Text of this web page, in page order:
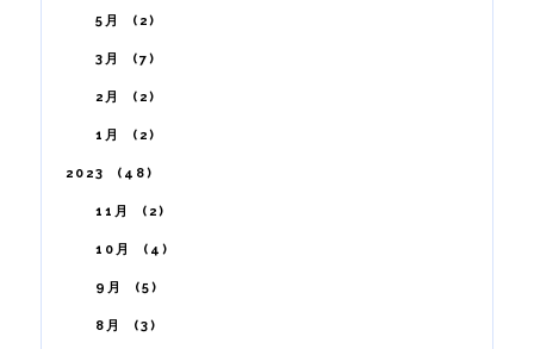
5月 2
3月 7
2月 2
1月 2
2023 48
11月 2
10月 4
9月 5
8月 3